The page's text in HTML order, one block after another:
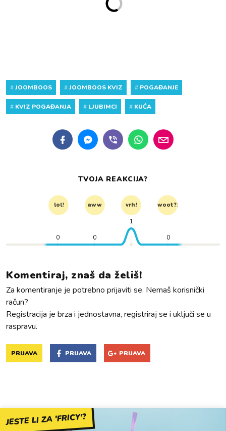
#JOOMBOOS #JOOMBOOS KVIZ # POGAĐANJE
# KVIZ POGAĐANJA # LJUBIMCI # KUĆA
TVOJA REAKCIJA?
lol! aww vrh! woot?!
0 0
1
0
Komentiraj, znaš da želiš!
Za komentiranje je potrebno prijaviti se. Nemaš korisnički
račun?
Registracija je brza i jednostavna, registriraj se i uključi se u
raspravu.
PRIJAVA PRIJAVA PRIJAVA
JESTE LI ZA 'FRICY'?